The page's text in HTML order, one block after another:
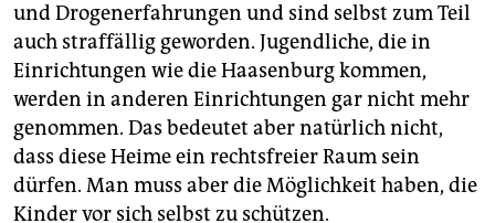
und Drogenerfahrungen und sind selbst zum Teil
auch straffällig geworden. Jugendliche, die in
Einrichtungen wie die Haasenburg kommen,
werden in anderen Einrichtungen gar nicht mehr
genommen. Das bedeutet aber natürlich nicht,
dass diese Heime ein rechtsfreier Raum sein
dürfen. Man muss aber die Möglichkeit haben, die
Kinder vor sich selbst zu schützen.